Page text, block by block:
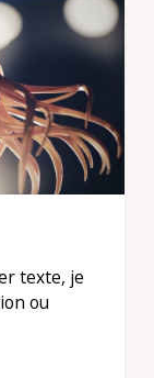
texte, je
ou